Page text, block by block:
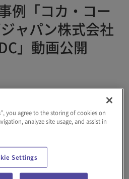
例「コカ・コー
ャパン株式会社
」動画公開
ーラ ボトラーズジャパン株式会社
埼玉県比企郡に同社最大級の保管・
「埼玉メガDC」を新設しました。
セスの合理化を目指して、コスト削
っています。その一環として、東京
を担う基幹拠点として建設されたの
you agree to the storing of cookies on
analyze site usage, and assist in
Settings